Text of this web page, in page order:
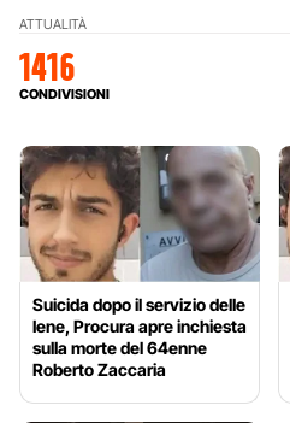
ATTUALITÀ
1416
CONDIVISIONI
Suicida dopo il servizio delle
Iene, Procura apre inchiesta
sulla morte del 64enne
Roberto Zaccaria